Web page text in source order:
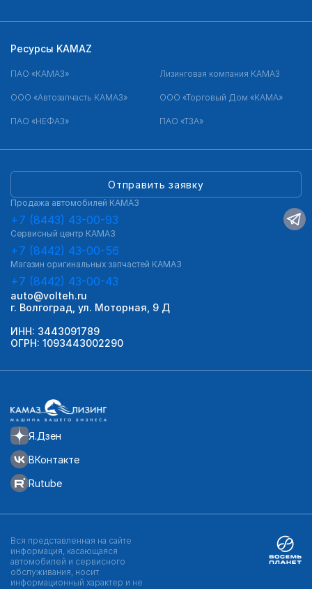
Я.Дзен
ВКонтакте
Rutube
Отправить заявку
Продажа автомобилей КАМАЗ
+7 (8443) 43-00-93
Сервисный центр КАМАЗ
+7 (8442) 43-00-56
Магазин оригинальных запчастей КАМАЗ
+7 (8442) 43-00-43
auto@volteh.ru
г. Волгоград, ул. Моторная, 9 Д
ИНН: 3443091789
ОГРН: 1093443002290
Ресурсы KAMAZ
ПАО «КАМАЗ» Лизинговая компания КАМАЗ
ООО «Автозапчасть КАМАЗ» ООО «Торговый Дом «КАМА»
ПАО «НЕФАЗ» ПАО «ТЗА»
Вся представленная на сайте
информация, касающаяся
автомобилей и сервисного
обслуживания, носит
информационный характер и не